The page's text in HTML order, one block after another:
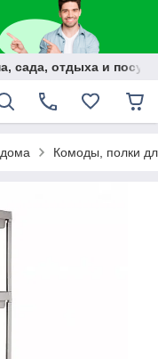
сада, отдыха и
Комоды, полки